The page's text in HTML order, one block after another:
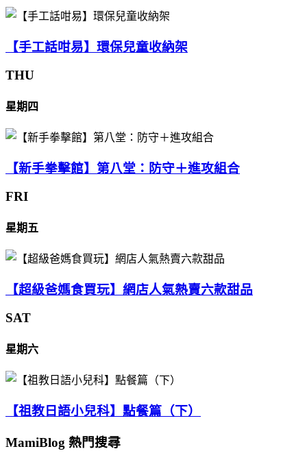
【手工話咁易】環保兒童收納架
THU
星期四
【新手拳擊館】第八堂：防守＋進攻組合
FRI
星期五
【超級爸媽食買玩】網店人氣熱賣六款甜品
SAT
星期六
【祖教日語小兒科】點餐篇（下）
MamiBlog 熱門搜尋